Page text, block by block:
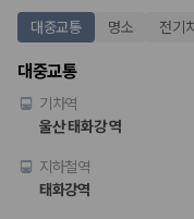
경차·소형차
혼자 또는 2인 여행에
가 가장 먼저 비교하는
준중형·중형차
커플·친구 여행에서
종입니다.
가족 여행, 짐이 많은
량 연식을 함께 비교하
대중교통 명소 전기
대중교통
기차역
울산 태화강 역
지하철역
태화강역